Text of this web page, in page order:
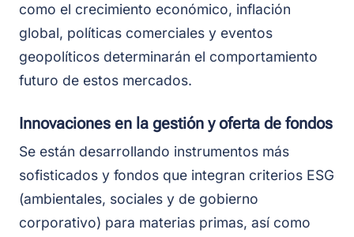
como el crecimiento económico, inflación
global, políticas comerciales y eventos
geopolíticos determinarán el comportamiento
futuro de estos mercados.
Innovaciones en la gestión y oferta de fondos
Se están desarrollando instrumentos más
sofisticados y fondos que integran criterios ESG
(ambientales, sociales y de gobierno
corporativo) para materias primas, así como